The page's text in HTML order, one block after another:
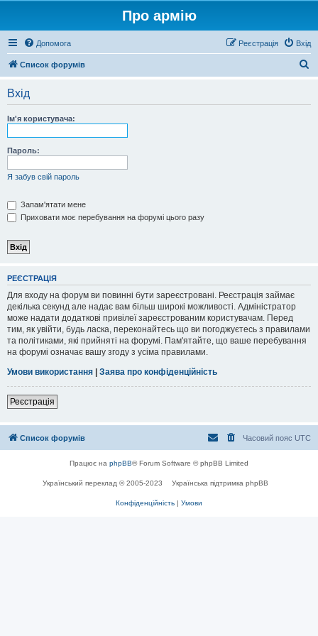
Про армію
Допомога Вхід
Реєстрація
Список форумів
Вхід
Ім'я користувача:
Пароль:
Я забув свій пароль
Запам'ятати мене
Приховати моє перебування на форумі цього разу
РЕЄСТРАЦІЯ
Для входу на форум ви повинні бути зареєстровані. Реєстрація займає
декілька секунд але надає вам більш широкі можливості. Адміністратор
може надати додаткові привілеї зареєстрованим користувачам. Перед
тим, як увійти, будь ласка, переконайтесь що ви погоджуєтесь з правилами
та політиками, які прийняті на форумі. Пам'ятайте, що ваше перебування
на форумі означає вашу згоду з усіма правилами.
Умови використання | Заява про конфіденційність
Реєстрація
Список форумів Часовий пояс UTC
Працює на phpBB® Forum Software © phpBB Limited
Український переклад © 2005-2023 Українська підтримка phpBB
Конфіденційність | Умови